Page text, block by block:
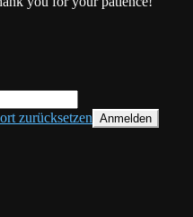
zurücksetzen